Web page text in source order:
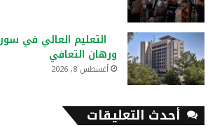
التعليم العالي في
ورهان التعافي
أغسطس 8, 2026
أحدث التعليقات